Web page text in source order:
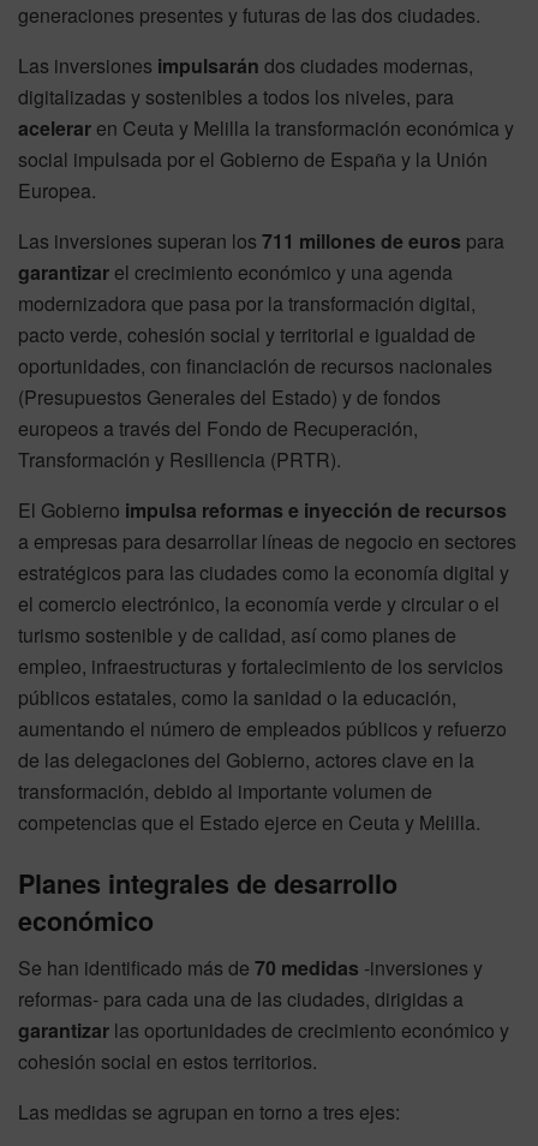
generaciones presentes y futuras de las dos ciudades.
Las inversiones impulsarán dos ciudades modernas,
digitalizadas y sostenibles a todos los niveles, para
acelerar en Ceuta y Melilla la transformación económica y
social impulsada por el Gobierno de España y la Unión
Europea.
Las inversiones superan los 711 millones de euros para
garantizar el crecimiento económico y una agenda
modernizadora que pasa por la transformación digital,
pacto verde, cohesión social y territorial e igualdad de
oportunidades, con financiación de recursos nacionales
(Presupuestos Generales del Estado) y de fondos
europeos a través del Fondo de Recuperación,
Transformación y Resiliencia (PRTR).
El Gobierno impulsa reformas e inyección de recursos
a empresas para desarrollar líneas de negocio en sectores
estratégicos para las ciudades como la economía digital y
el comercio electrónico, la economía verde y circular o el
turismo sostenible y de calidad, así como planes de
empleo, infraestructuras y fortalecimiento de los servicios
públicos estatales, como la sanidad o la educación,
aumentando el número de empleados públicos y refuerzo
de las delegaciones del Gobierno, actores clave en la
transformación, debido al importante volumen de
competencias que el Estado ejerce en Ceuta y Melilla.
Planes integrales de desarrollo
económico
Se han identificado más de 70 medidas -inversiones y
reformas- para cada una de las ciudades, dirigidas a
garantizar las oportunidades de crecimiento económico y
cohesión social en estos territorios.
Las medidas se agrupan en torno a tres ejes: